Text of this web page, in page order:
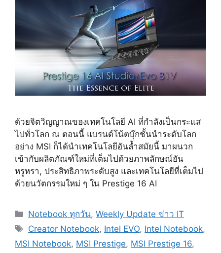
ด้วยจิตวิญญาณของเทคโนโลยี AI ที่กำลังเป็นกระแส
ไปทั่วโลก ณ ตอนนี้ แบรนด์โน้ตบุ๊กชั้นนำระดับโลก
อย่าง MSI ก็ได้นำเทคโนโลยีอันล้ำสมัยนี้ มาผนวก
เข้ากับผลิตภัณฑ์ใหม่ที่เต็มไปด้วยภาพลักษณ์อัน
หรูหรา, ประสิทธิภาพระดับสูง และเทคโนโลยีที่เต็มไป
ด้วยนวัตกรรมใหม่ ๆ ใน Prestige 16 AI
Categories
Notebook ทุกวัน,Weekly Update ข่าว IT
Tags
Creator Notebook, Intel EVO, Intel Notebook,
MSI Notebook, MSI Prestige, MSI Prestige 16,